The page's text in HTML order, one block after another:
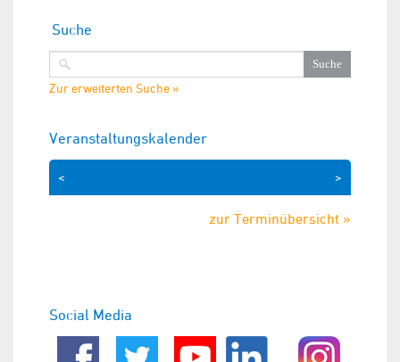
Suche
Zur erweiterten Suche »
Veranstaltungskalender
>
<
zur Terminübersicht »
Social Media